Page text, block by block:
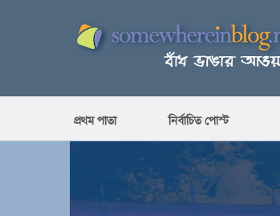
প্রথম পাতা নির্বাচিত পোস্ট